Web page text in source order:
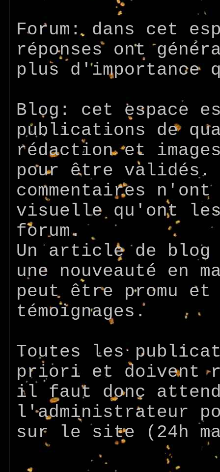
Forum: dans cet
réponses ont
plus d'importance
Blog: cet espace
publications de
rédaction et
pour être validés.
commentaires
visuelle qu'ont les
forum.
Un article de blog
une nouveauté en
peut être promu
témoignages.
Toutes les
priori et doivent
il faut donc
l'administrateur
sur le site (24h